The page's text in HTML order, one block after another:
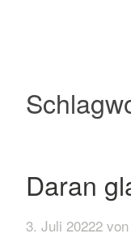
Daran
3. Juli 20222